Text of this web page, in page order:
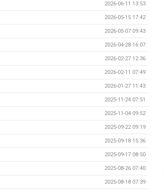
2026-06-11 13:53
2026-05-15 17:42
2026-05-07 09:43
2026-04-28 16:07
2026-02-27 12:36
2026-02-11 07:49
2026-01-27 11:43
2025-11-24 07:51
2025-11-04 09:52
2025-09-22 09:19
2025-09-18 15:36
2025-09-17 08:50
2025-08-26 07:40
2025-08-18 07:39